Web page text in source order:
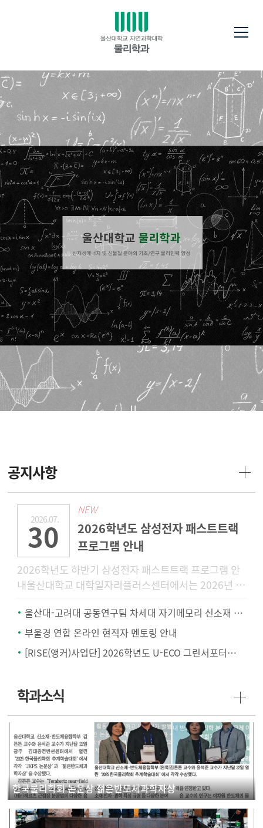
공지사항
2026.07.
30
NEW
2026학년도 삼성전자 패스트트랙
프로그램 안내
2026학년도 하반기 삼성전자 패스트트랙 프로그램 안
내울산대학교 대학일자리플러스센터에서는 2026년 하
에 특화된 「2026학년
울산대-고려대 공동연구팀 차세대 자기메모리 신소재 개발.. '텅스텐-몰리브덴 합금'
부울경 연합 온라인 현직자 멘토링 안내
[RISE(앵커)사업단] 2026학년도 U-ECO 그린서포터즈 모집 안내
학과소식
한국물리학회 논문상 젊은반도체과학자상